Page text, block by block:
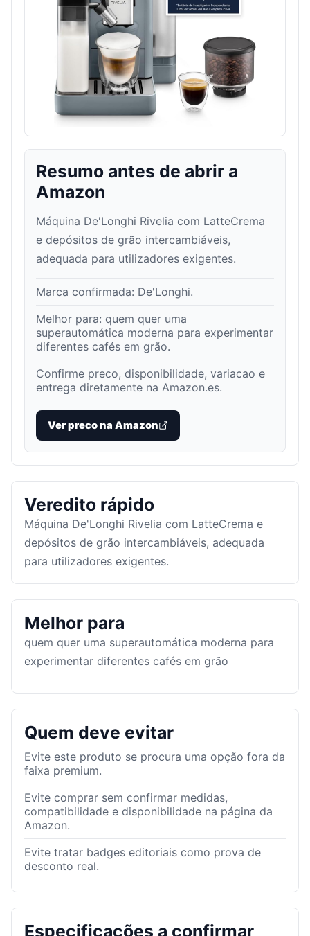
Resumo antes de abrir a
Amazon
Máquina De'Longhi Rivelia com LatteCrema
e depósitos de grão intercambiáveis,
adequada para utilizadores exigentes.
Marca confirmada: De'Longhi.
Melhor para: quem quer uma
superautomática moderna para experimentar
diferentes cafés em grão.
Confirme preco, disponibilidade, variacao e
entrega diretamente na Amazon.es.
Ver preco na Amazon
Veredito rápido
Máquina De'Longhi Rivelia com LatteCrema e
depósitos de grão intercambiáveis, adequada
para utilizadores exigentes.
Melhor para
quem quer uma superautomática moderna para
experimentar diferentes cafés em grão
Quem deve evitar
Evite este produto se procura uma opção fora da
faixa premium.
Evite comprar sem confirmar medidas,
compatibilidade e disponibilidade na página da
Amazon.
Evite tratar badges editoriais como prova de
desconto real.
Especificações a confirmar